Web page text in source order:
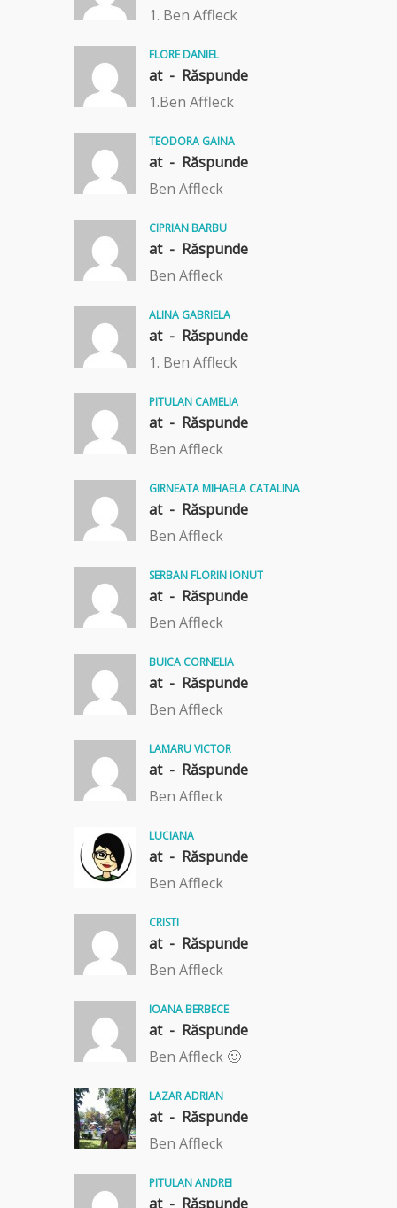
1. Ben Affleck
FLORE DANIEL
at - Răspunde
1.Ben Affleck
TEODORA GAINA
at - Răspunde
Ben Affleck
CIPRIAN BARBU
at - Răspunde
Ben Affleck
ALINA GABRIELA
at - Răspunde
1. Ben Affleck
PITULAN CAMELIA
at - Răspunde
Ben Affleck
GIRNEATA MIHAELA CATALINA
at - Răspunde
Ben Affleck
SERBAN FLORIN IONUT
at - Răspunde
Ben Affleck
BUICA CORNELIA
at - Răspunde
Ben Affleck
LAMARU VICTOR
at - Răspunde
Ben Affleck
LUCIANA
at - Răspunde
Ben Affleck
CRISTI
at - Răspunde
Ben Affleck
IOANA BERBECE
at - Răspunde
Ben Affleck 🙂
LAZAR ADRIAN
at - Răspunde
Ben Affleck
PITULAN ANDREI
at - Răspunde